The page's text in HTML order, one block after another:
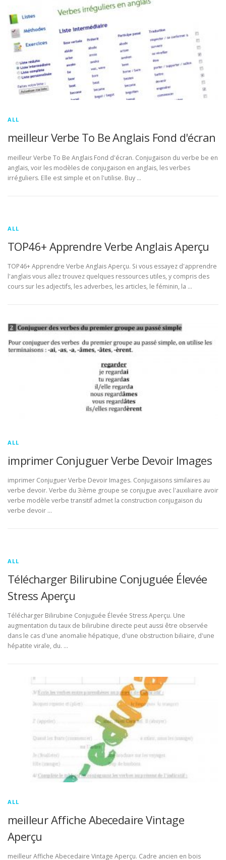
ALL
meilleur Verbe To Be Anglais Fond d'écran
meilleur Verbe To Be Anglais Fond d'écran. Conjugaison du verbe be en
anglais, voir les modèles de conjugaison en anglais, les verbes
irréguliers. Elle est simple et on l'utilise. Buy …
ALL
TOP46+ Apprendre Verbe Anglais Aperçu
TOP46+ Apprendre Verbe Anglais Aperçu. Si vous essayez d'apprendre
l'anglais vous allez trouvez quelques ressources utiles, y compris des
cours sur les adjectifs, les adverbes, les articles, le féminin, la …
ALL
imprimer Conjuguer Verbe Devoir Images
imprimer Conjuguer Verbe Devoir Images. Conjugaisons similaires au
verbe devoir. Verbe du 3ième groupe se conjugue avec l'auxiliaire avoir
verbe modèle verbe transitif admet la construction conjugaison du
verbe devoir …
ALL
Télécharger Bilirubine Conjuguée Élevée
Stress Aperçu
Télécharger Bilirubine Conjuguée Élevée Stress Aperçu. Une
augmentation du taux de bilirubine directe peut aussi être observée
dans le cas d'une anomalie hépatique, d'une obstruction biliaire, d'une
hépatite virale, du. …
ALL
meilleur Affiche Abecedaire Vintage
Aperçu
meilleur Affiche Abecedaire Vintage Aperçu. Cadre ancien en bois